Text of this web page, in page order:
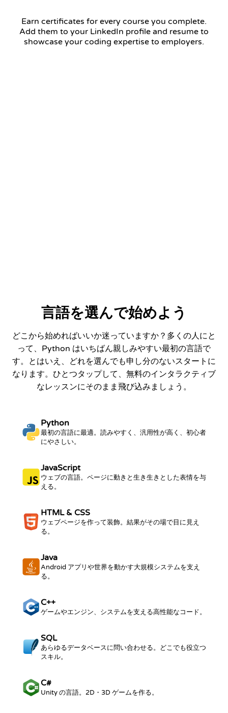
Earn certificates for every course you complete.
Add them to your LinkedIn profile and resume to
showcase your coding expertise to employers.
言語を選んで始めよう
どこから始めればいいか迷っていますか？多くの人にと
って、Python はいちばん親しみやすい最初の言語で
す。とはいえ、どれを選んでも申し分のないスタートに
なります。ひとつタップして、無料のインタラクティブ
なレッスンにそのまま飛び込みましょう。
Python
最初の言語に最適。読みやすく、汎用性が高く、初心者
にやさしい。
JavaScript
ウェブの言語。ページに動きと生き生きとした表情を与
える。
HTML & CSS
ウェブページを作って装飾。結果がその場で目に見え
る。
Java
Android アプリや世界を動かす大規模システムを支え
る。
C++
ゲームやエンジン、システムを支える高性能なコード。
SQL
あらゆるデータベースに問い合わせる。どこでも役立つ
スキル。
C#
Unity の言語。2D・3D ゲームを作る。